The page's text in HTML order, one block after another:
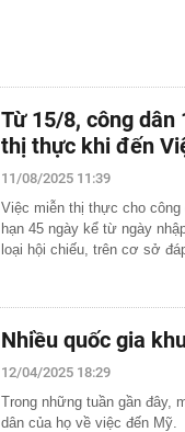
Từ 15/8, công
thị thực khi đến
11/08/2025 11:39
Việc miễn thị thực cho
hạn 45 ngày kể từ ngày
loại hội chiếu, trên cơ sở
Nhiều quốc gia
12/04/2025 18:29
Trong những tuần gần đây,
dân của họ về việc đến Mỹ.